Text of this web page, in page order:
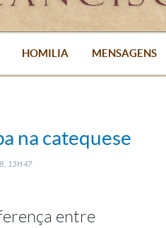
HOMILIA MENSAGENS
na catequese
13H47
entre